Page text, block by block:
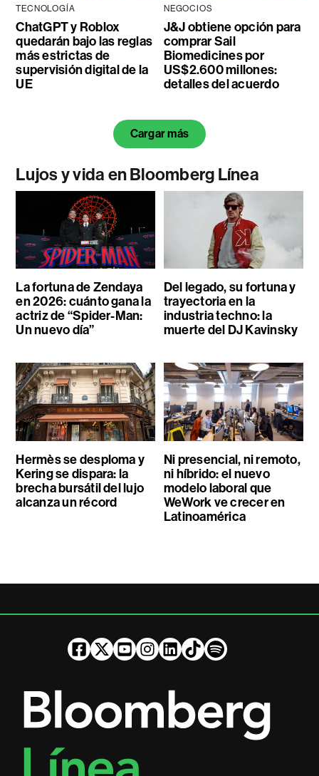
TECNOLOGÍA
ChatGPT y Roblox
quedarán bajo las reglas
más estrictas de
supervisión digital de la
UE
NEGOCIOS
J&J obtiene opción para
comprar Sail
Biomedicines por
US$2.600 millones:
detalles del acuerdo
Cargar más
Lujos y vida en Bloomberg Línea
La fortuna de Zendaya
en 2026: cuánto gana la
actriz de “Spider-Man:
Un nuevo día”
Del legado, su fortuna y
trayectoria en la
industria techno: la
muerte del DJ Kavinsky
Hermès se desploma y
Kering se dispara: la
brecha bursátil del lujo
alcanza un récord
Ni presencial, ni remoto,
ni híbrido: el nuevo
modelo laboral que
WeWork ve crecer en
Latinoamérica